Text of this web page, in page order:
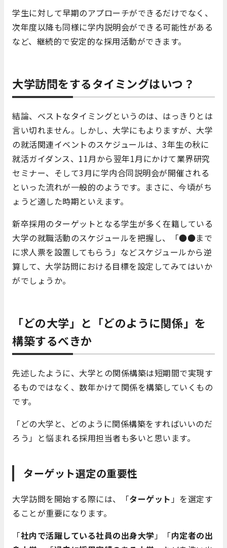
学生に対して早期のアプローチができるだけでなく、
次年度以降も同様に学内説明会ができる可能性がある
など、継続的で安定的な採用活動ができます。
大学訪問をするタイミングはいつ？
結論、ベストなタイミングというのは、はっきりとは
言い切れません。しかし、大学にもよりますが、大学
の就活関連イベントのスケジュールは、3年生の秋に
就活ガイダンス、11月から翌年1月にかけて業界研究
セミナー、そして3月に学内合同説明会が開催される
といった流れが一般的のようです。まさに、今頃がち
ょうど適した時期といえます。
新卒採用のターゲットとなる学生が多く在籍している
大学の就職活動のスケジュールを把握し、「●●まで
に求人票を設置してもらう」などスケジュールから逆
算して、大学訪問における目標を設定してみてはいか
がでしょうか。
「どの大学」と「どのように関係」を
構築するべきか
先述したように、大学との関係構築は短期間で実現す
るものではなく、数年かけて関係を構築していくもの
です。
「どの大学と、どのように関係構築をすればいいのだ
ろう」と悩まれる採用担当者も多いと思います。
ターゲット選定の重要性
大学訪問を開始する際には、「ターゲット」を選定す
ることが重要になります。
「社内で活躍している社員の出身大学」「内定者の出